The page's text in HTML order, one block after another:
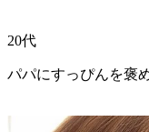
20代
パパにすっぴんを褒